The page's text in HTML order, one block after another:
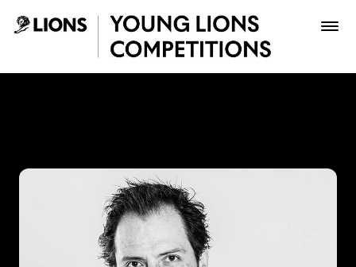
Saltar al contenido principal
Inscribir